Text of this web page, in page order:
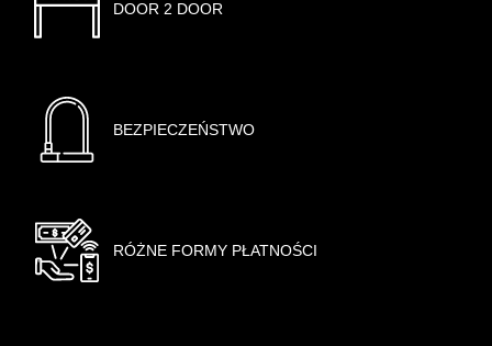
DOOR 2 DOOR
BEZPIECZEŃSTWO
RÓŻNE FORMY PŁATNOŚCI